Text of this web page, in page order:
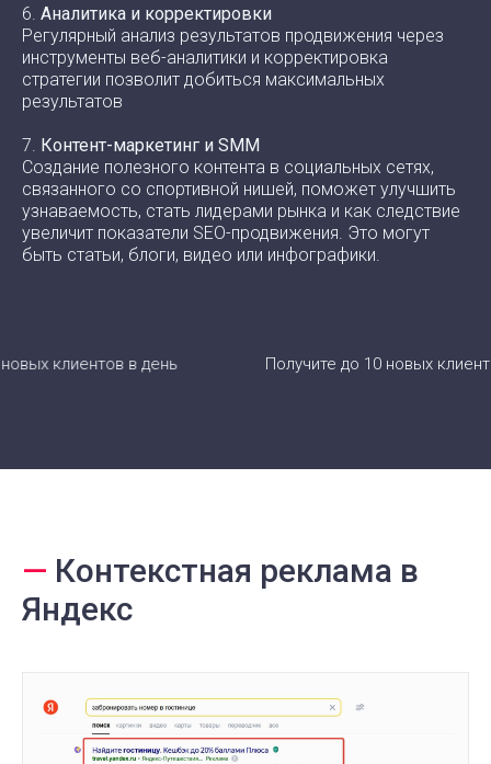
6. Аналитика и корректировки
Регулярный анализ результатов продвижения через
инструменты веб-аналитики и корректировка
стратегии позволит добиться максимальных
результатов
7. Контент-маркетинг и SMM
Создание полезного контента в социальных сетях,
связанного со спортивной нишей, поможет улучшить
узнаваемость, стать лидерами рынка и как следствие
увеличит показатели SEO-продвижения. Это могут
быть статьи, блоги, видео или инфографики.
в день Получите до 10 новых клиентов в день
— Контекстная реклама в
Яндекс